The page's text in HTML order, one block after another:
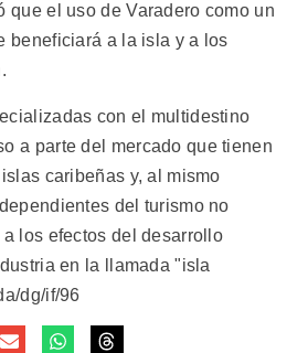
que el uso de Varadero como un
beneficiará a la isla y a los
con el multidestino
a parte del mercado que tienen
caribeñas y, al mismo
del turismo no
los efectos del desarrollo
en la llamada "isla
dg/if/96